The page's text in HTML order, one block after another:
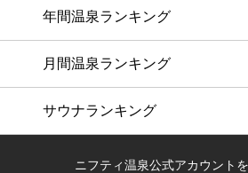
年間温泉ランキング
月間温泉ランキング
サウナランキング
ニフティ温泉公式アカウント